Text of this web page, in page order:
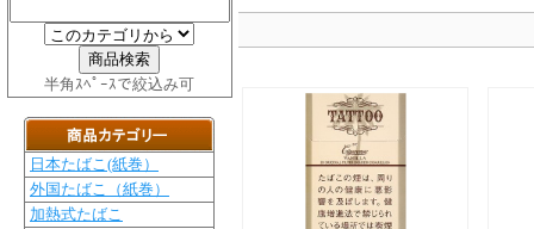
半角ｽﾍﾟｰｽで絞込み可
日本たばこ(紙巻）
外国たばこ（紙巻）
加熱式たばこ